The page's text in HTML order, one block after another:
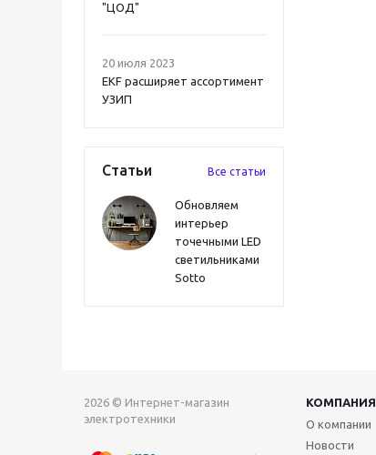
"ЦОД"
20 июля 2023
EKF расширяет ассортимент
УЗИП
Статьи Все статьи
Обновляем
интерьер
точечными LED
светильниками
Sotto
2026 © Интернет-магазин
электротехники
КОМПАНИЯ
О компании
Новости